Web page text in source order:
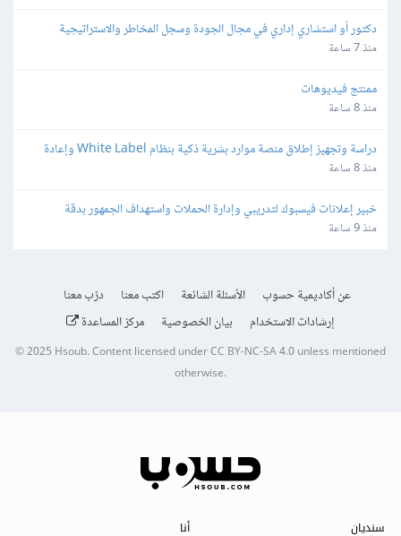
والمجالات القانونية
منذ 7 ساعة
ممنتج فيديوهات
منذ 8 ساعة
البيع
منذ 8 ساعة
خبير إعلانات فيسبوك لتدريبي وإدارة الحملات واستهداف الجمهور بدقة
منذ 9 ساعة
عن أكاديمية حسوب الأسئلة الشائعة اكتب معنا
درّب معنا
إرشادات الاستخدام
بيان الخصوصية مركز المساعدة
© 2025 Hsoub.Content licensed underCC BY-NC-SA 4.0unless mentioned
otherwise.